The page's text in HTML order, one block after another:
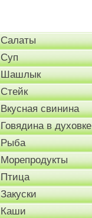
Салаты
Суп
Шашлык
Стейк
Вкусная свинина
Говядина в духовке
Рыба
Морепродукты
Птица
Закуски
Каши